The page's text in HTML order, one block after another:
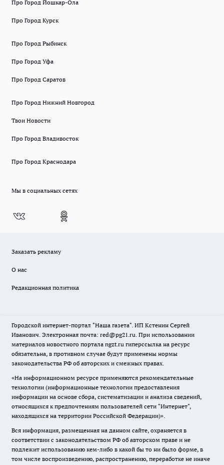
Про Город Йошкар-Ола
Про Город Курск
Про Город Рыбинск
Про Город Уфа
Про Город Саратов
Про Город Нижний Новгород
Твои Новости
Про Город Владивосток
Про Город Краснодара
Мы в социальных сетях
Заказать рекламу
О нас
Редакционная политика
Городской интернет-портал "Наша газета". ИП Кстенин Сергей
Иванович. Электронная почта: red@pg21.ru. При использовании
материалов новостного портала ngzt.ru гиперссылка на ресурс
обязательна, в противном случае будут применены нормы
законодательства РФ об авторских и смежных правах.
«На информационном ресурсе применяются рекомендательные
технологии (информационные технологии предоставления
информации на основе сбора, систематизации и анализа сведений,
относящихся к предпочтениям пользователей сети "Интернет",
находящихся на территории Российской Федерации)».
Вся информация, размещенная на данном сайте, охраняется в
соответствии с законодательством РФ об авторском праве и не
подлежит использованию кем-либо в какой бы то ни было форме, в
том числе воспроизведению, распространению, переработке не иначе